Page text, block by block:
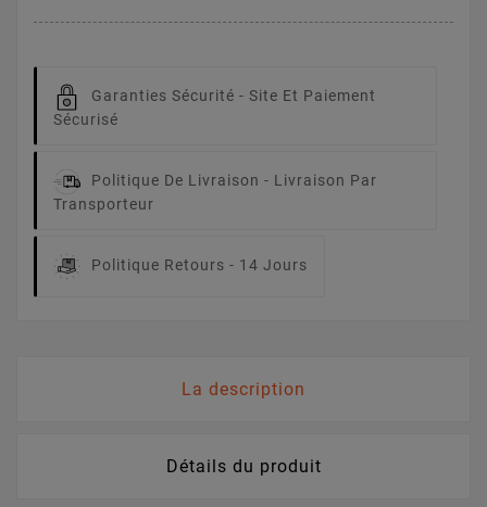
Garanties Sécurité - Site Et Paiement
Sécurisé
Politique De Livraison - Livraison Par
Transporteur
Politique Retours - 14 Jours
La description
Détails du produit